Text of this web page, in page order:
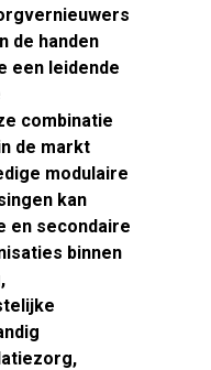
de handen
een leidende
combinatie
de markt
modulaire
kan
en secondaire
binnen